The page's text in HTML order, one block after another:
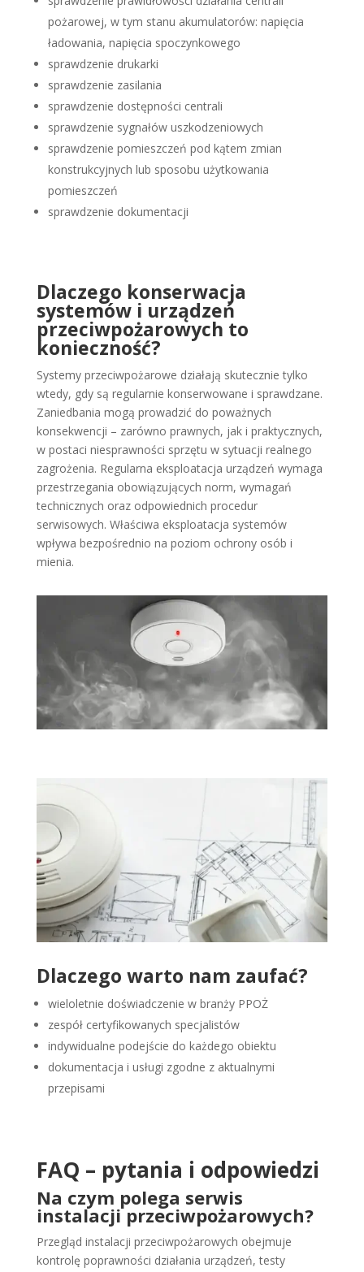
pożarowej, w tym stanu akumulatorów: napięcia
ładowania, napięcia spoczynkowego
sprawdzenie drukarki
sprawdzenie zasilania
sprawdzenie dostępności centrali
sprawdzenie sygnałów uszkodzeniowych
sprawdzenie pomieszczeń pod kątem zmian
konstrukcyjnych lub sposobu użytkowania
pomieszczeń
sprawdzenie dokumentacji
Dlaczego konserwacja
systemów i urządzeń
przeciwpożarowych to
konieczność?
Systemy przeciwpożarowe działają skutecznie tylko
wtedy, gdy są regularnie konserwowane i sprawdzane.
Zaniedbania mogą prowadzić do poważnych
konsekwencji – zarówno prawnych, jak i praktycznych,
w postaci niesprawności sprzętu w sytuacji realnego
zagrożenia. Regularna eksploatacja urządzeń wymaga
przestrzegania obowiązujących norm, wymagań
technicznych oraz odpowiednich procedur
serwisowych. Właściwa eksploatacja systemów
wpływa bezpośrednio na poziom ochrony osób i
mienia.
Dlaczego warto nam zaufać?
wieloletnie doświadczenie w branży PPOŻ
zespół certyfikowanych specjalistów
indywidualne podejście do każdego obiektu
dokumentacja i usługi zgodne z aktualnymi
przepisami
FAQ – pytania i odpowiedzi
Na czym polega serwis
instalacji przeciwpożarowych?
Przegląd instalacji przeciwpożarowych obejmuje
kontrolę poprawności działania urządzeń, testy